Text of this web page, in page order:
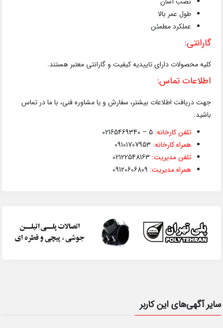
طول عمر بالا
عملکرد مطمئن
گارانتی:
کلیه محصولات دارای تاییدیه کیفیت و گارانتی معتبر هستند.
اطلاعات تماس:
جهت دریافت اطلاعات بیشتر، سفارش و یا مشاوره فنی، با ما در تماس
باشید:
تلفن کارخانه: 5 – 02165469340
همراه کارخانه:
تلفن مدیریت:
همراه مدیریت:
سایر آگهی‌های این کاربر